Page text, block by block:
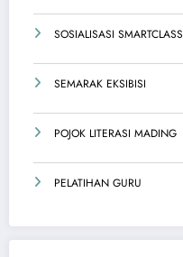
SOSIALISASI SMARTCLASS
SEMARAK EKSIBISI
POJOK LITERASI MADING
PELATIHAN GURU